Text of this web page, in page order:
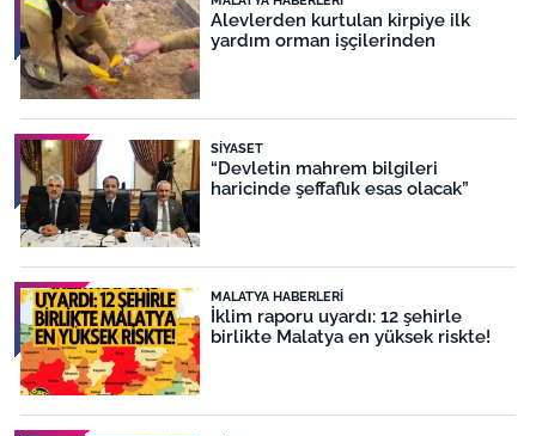
Alevlerden kurtulan kirpiye ilk
yardım orman işçilerinden
SIYASET
“Devletin mahrem bilgileri
haricinde şeffaflık esas olacak”
MALATYA HABERLERI
İklim raporu uyardı: 12 şehirle
birlikte Malatya en yüksek riskte!